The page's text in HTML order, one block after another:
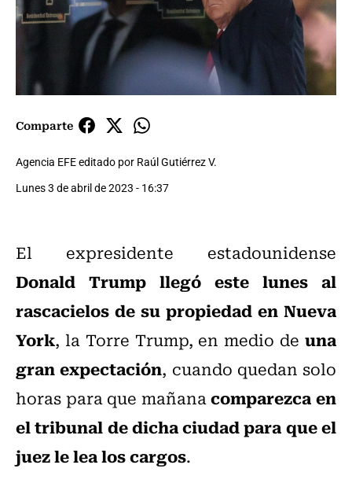
Comparte
Agencia EFE editado por Raúl Gutiérrez V.
Lunes 3 de abril de 2023 - 16:37
El expresidente estadounidense
Donald Trump llegó este lunes al
rascacielos de su propiedad en Nueva
York, la Torre Trump, en medio de una
gran expectación, cuando quedan solo
horas para que mañanacomparezca en
el tribunal de dicha ciudad para que el
juez le lea los cargos.